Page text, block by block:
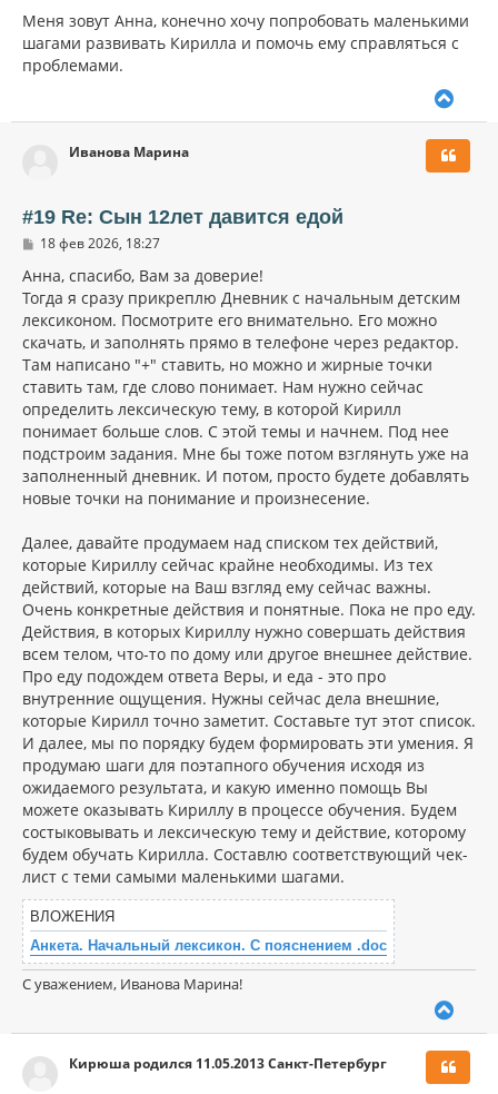
н
у
о
щ
е
н
Меня зовут Анна, конечно хочу попробовать маленькими
шагами развивать Кирилла и помочь ему справляться с
проблемами.
у
а
Иванова Марина
#19 Re: Сын 12лет давится едой
С
о
щ
е
н
и
е
18 фев 2026, 18:27
Анна, спасибо, Вам за доверие!
Тогда я сразу прикреплю Дневник с начальным детским
лексиконом. Посмотрите его внимательно. Его можно
скачать, и заполнять прямо в телефоне через редактор.
Там написано "+" ставить, но можно и жирные точки
ставить там, где слово понимает. Нам нужно сейчас
определить лексическую тему, в которой Кирилл
понимает больше слов. С этой темы и начнем. Под нее
подстроим задания. Мне бы тоже потом взглянуть уже на
заполненный дневник. И потом, просто будете добавлять
новые точки на понимание и произнесение.
Далее, давайте продумаем над списком тех действий,
которые Кириллу сейчас крайне необходимы. Из тех
действий, которые на Ваш взгляд ему сейчас важны.
Очень конкретные действия и понятные. Пока не про еду.
Действия, в которых Кириллу нужно совершать действия
всем телом, что-то по дому или другое внешнее действие.
Про еду подождем ответа Веры, и еда - это про
внутренние ощущения. Нужны сейчас дела внешние,
которые Кирилл точно заметит. Составьте тут этот список.
И далее, мы по порядку будем формировать эти умения. Я
продумаю шаги для поэтапного обучения исходя из
ожидаемого результата, и какую именно помощь Вы
можете оказывать Кириллу в процессе обучения. Будем
состыковывать и лексическую тему и действие, которому
будем обучать Кирилла. Составлю соответствующий чек-
лист с теми самыми маленькими шагами.
ВЛОЖЕНИЯ
Анкета. Начальный лексикон. С пояснением .doc
С уважением, Иванова Марина!
у
Кирюша родился 11.05.2013 Санкт-Петербург